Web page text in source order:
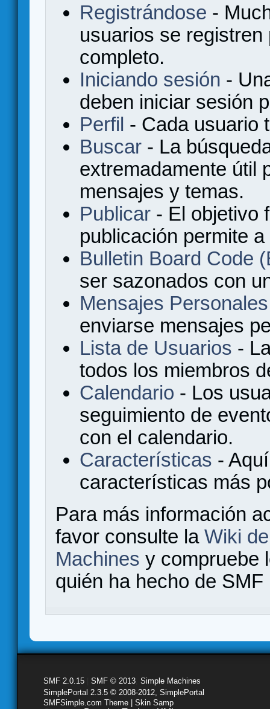
Registrándose -
usuarios se
completo.
Iniciando sesión -
deben iniciar sesión
Perfil - Cada usuario
Buscar - La
extremadamente útil
mensajes y temas.
Publicar - El objetivo
publicación permite
Bulletin Board Code
ser sazonados con
Mensajes Personales
enviarse mensajes
Lista de Usuarios -
todos los miembros
Calendario - Los
seguimiento de
con el calendario.
Características -
características más
Para más información
favor consulte la Wiki
Machines y compruebe
quién ha hecho de
SMF 2.0.15 SMF © 2013 Simple Machines
SimplePortal 2.3.5 © 2008-2012, SimplePortal
SMFSimple.com Theme | Skin Samp